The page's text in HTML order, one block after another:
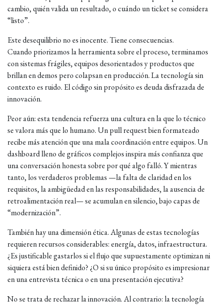
cambio, quién valida un resultado, o cuándo un ticket se considera
“listo”.
Este desequilibrio no es inocente. Tiene consecuencias.
Cuando priorizamos la herramienta sobre el proceso, terminamos
con sistemas frágiles, equipos desorientados y productos que
brillan en demos pero colapsan en producción. La tecnología sin
contexto es ruido. El código sin propósito es deuda disfrazada de
innovación.
Peor aún: esta tendencia refuerza una cultura en la que lo técnico
se valora más que lo humano. Un pull request bien formateado
recibe más atención que una mala coordinación entre equipos. Un
dashboard lleno de gráficos complejos inspira más confianza que
una conversación honesta sobre por qué algo falló. Y mientras
tanto, los verdaderos problemas —la falta de claridad en los
requisitos, la ambigüedad en las responsabilidades, la ausencia de
retroalimentación real— se acumulan en silencio, bajo capas de
“modernización”.
También hay una dimensión ética. Algunas de estas tecnologías
requieren recursos considerables: energía, datos, infraestructura.
¿Es justificable gastarlos si el flujo que supuestamente optimizan ni
siquiera está bien definido? ¿O si su único propósito es impresionar
en una entrevista técnica o en una presentación ejecutiva?
No se trata de rechazar la innovación. Al contrario: la tecnología